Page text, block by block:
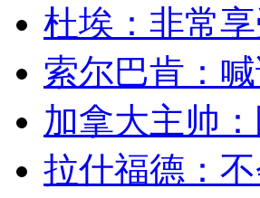
杜埃：非常
索尔巴肯：
加拿大主帅
拉什福德：